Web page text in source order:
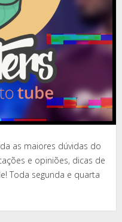
as maiores dúvidas do
e opiniões, dicas de
Toda segunda e quarta